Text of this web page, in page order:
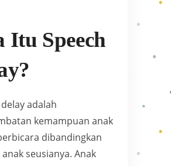
Itu Speech
adalah
kemampuan anak
dibandingkan
seusianya. Anak